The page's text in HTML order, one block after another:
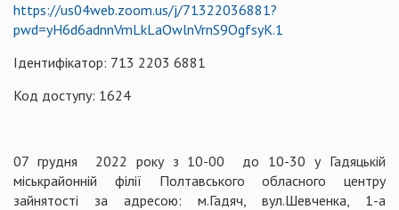
https://us04web.zoom.us/j/71322036881?
pwd=yH6d6adnnVmLkLaOwlnVrnS9OgfsyK.1
Ідентифікатор: 713 2203 6881
Код доступу: 1624
07 грудня 2022 року з 10-00 до 10-30 у Гадяцькій
міськрайонній філії Полтавського обласного центру
зайнятості за адресою: м.Гадяч, вул.Шевченка, 1-а